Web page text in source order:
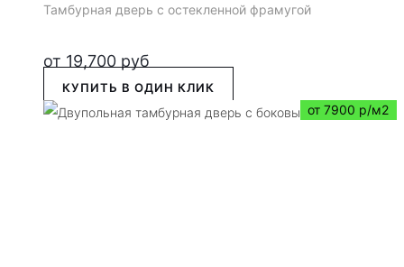
Тамбурная дверь с остекленной фрамугой
от 19,700 руб
КУПИТЬ В ОДИН КЛИК
от 7900 р/м2